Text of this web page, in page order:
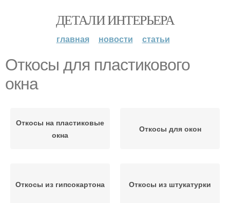
ДЕТАЛИ ИНТЕРЬЕРА
главная новости статьи
Откосы для пластикового
окна
Откосы на пластиковые
окна
Откосы для окон
Откосы из гипсокартона Откосы из штукатурки